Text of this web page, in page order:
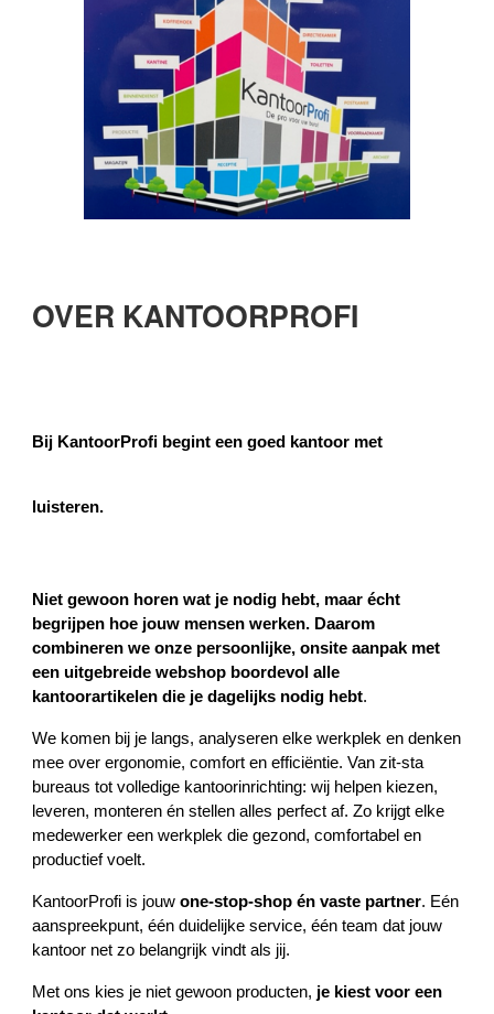
OVER KANTOORPROFI
Bij KantoorProfi begint een goed kantoor met
luisteren.
Niet gewoon horen wat je nodig hebt, maar écht
begrijpen hoe jouw mensen werken. Daarom
combineren we onze persoonlijke, onsite aanpak met
een uitgebreide webshop boordevolalle
kantoorartikelen die je dagelijks nodig hebt.
We komen bij je langs, analyseren elke werkplek en denken
mee over ergonomie, comfort en efficiëntie. Van zit‑sta
bureaus tot volledige kantoorinrichting: wij helpen kiezen,
leveren, monteren én stellen alles perfect af. Zo krijgt elke
medewerker een werkplek die gezond, comfortabel en
productief voelt.
KantoorProfi is jouwone‑stop‑shop én vaste partner. Eén
aanspreekpunt, één duidelijke service, één team dat jouw
kantoor net zo belangrijk vindt als jij.
Met ons kies je niet gewoon producten, je kiest voor een